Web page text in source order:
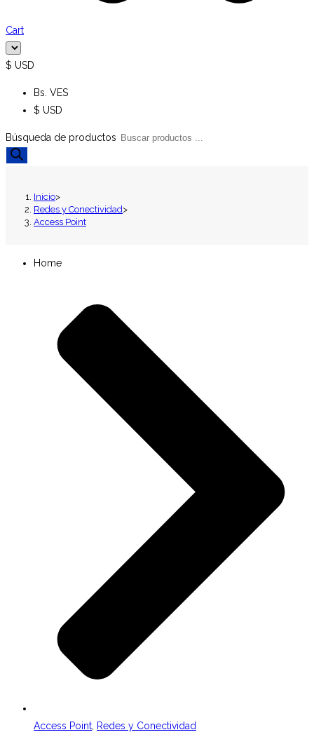
Cart
$ USD
Bs. VES
$ USD
Búsqueda de productos
Inicio>
Redes y Conectividad>
Access Point
Home
Access Point, Redes y Conectividad